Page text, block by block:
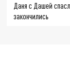
Даня с Дашей
закончились